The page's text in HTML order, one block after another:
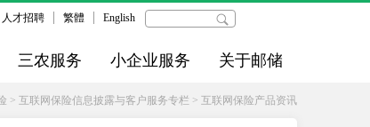
人才招聘 繁體 English
三农服务 小企业服务 关于邮储
> 互联网保险信息披露与客户服务专栏 > 互联网保险产品资讯